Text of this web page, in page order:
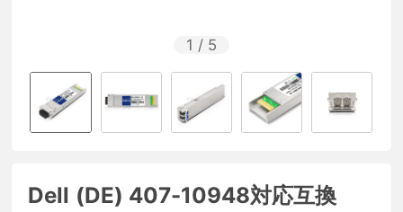
1 / 5
Dell (DE) 407-10948対応互換